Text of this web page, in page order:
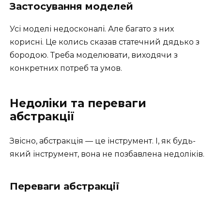
Застосування моделей
Усі моделі недосконалі. Але багато з них
корисні. Це колись сказав статечний дядько з
бородою. Треба моделювати, виходячи з
конкретних потреб та умов.
Недоліки та переваги
абстракції
Звісно, абстракція — це інструмент. І, як будь-
який інструмент, вона не позбавлена недоліків.
Переваги абстракції